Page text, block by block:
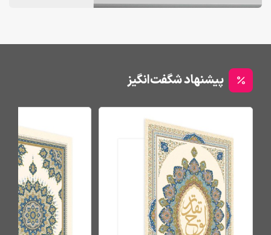
پیشنهاد شگفت‌انگیز